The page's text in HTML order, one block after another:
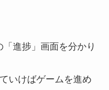
進捗」画面を分かり
いけばゲームを進め